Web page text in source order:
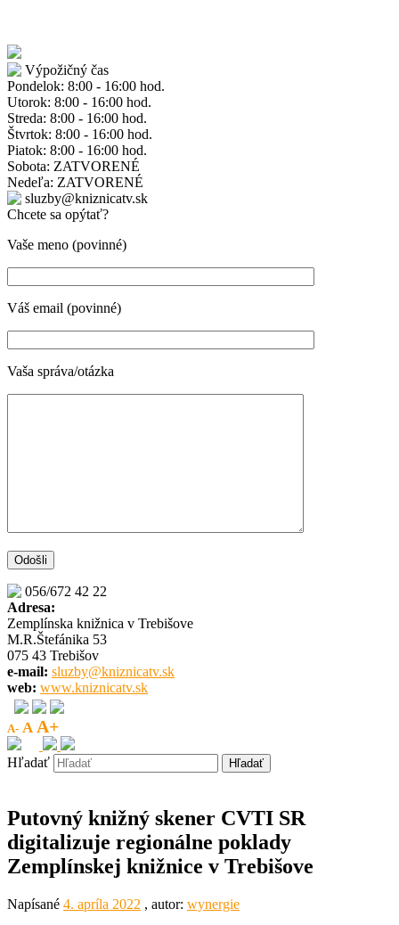
Výpožičný čas
Pondelok: 8:00 - 16:00 hod.
Utorok: 8:00 - 16:00 hod.
Streda: 8:00 - 16:00 hod.
Štvrtok: 8:00 - 16:00 hod.
Piatok: 8:00 - 16:00 hod.
Sobota: ZATVORENÉ
Nedeľa: ZATVORENÉ
sluzby@kniznicatv.sk
Chcete sa opýtať?
Vaše meno (povinné)
Váš email (povinné)
Vaša správa/otázka
056/672 42 22
Adresa:
Zemplínska knižnica v Trebišove
M.R.Štefánika 53
075 43 Trebišov
e-mail: sluzby@kniznicatv.sk
web: www.kniznicatv.sk
A- A A+
Hľadať
Putovný knižný skener CVTI SR
digitalizuje regionálne poklady
Zemplínskej knižnice v Trebišove
Napísané 4. apríla 2022 , autor: wynergie